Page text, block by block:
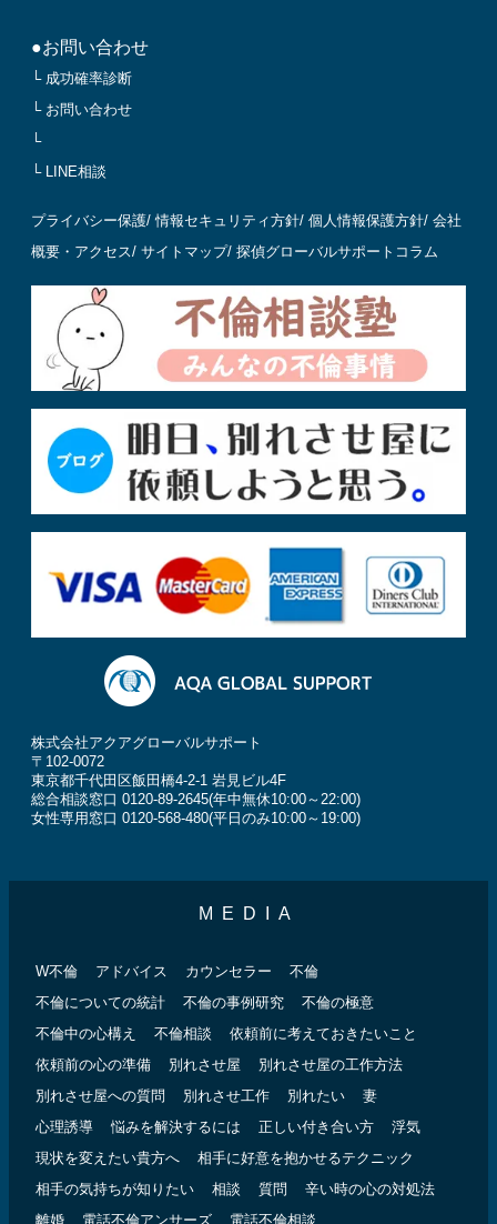
●お問い合わせ
└ 成功確率診断
└ お問い合わせ
└
└ LINE相談
プライバシー保護/情報セキュリティ方針/ 個人情報保護方針/ 会社
概要・アクセス/ サイトマップ/ 探偵グローバルサポートコラム
株式会社アクアグローバルサポート
〒102-0072
東京都千代田区飯田橋4-2-1 岩見ビル4F
総合相談窓口 0120-89-2645(年中無休10:00～22:00)
女性専用窓口 0120-568-480(平日のみ10:00～19:00)
MEDIA
W不倫 アドバイス カウンセラー
不倫
不倫についての統計
不倫の事例研究
不倫の極意
不倫中の心構え
不倫相談
依頼前に考えておきたいこと
依頼前の心の準備
別れさせ屋
別れさせ屋の工作方法
別れさせ屋への質問
別れさせ工作 別れたい
妻
心理誘導
悩みを解決するには 正しい付き合い方
浮気
現状を変えたい貴方へ
相手に好意を抱かせるテクニック
相手の気持ちが知りたい
相談 質問
辛い時の心の対処法
離婚
電話不倫アンサーズ 電話不倫相談